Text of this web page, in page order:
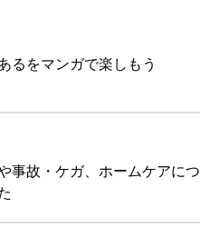
るをマンガで楽しもう
事故・ケガ、ホームケアにつ